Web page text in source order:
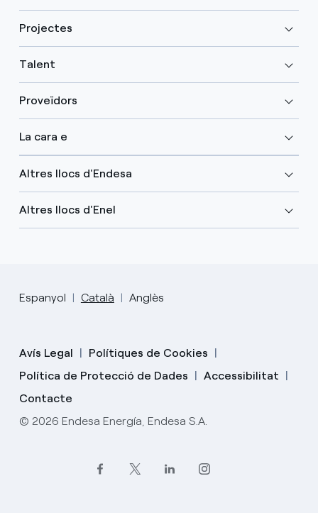
Projectes
Talent
Proveïdors
La cara e
Altres llocs d'Endesa
Altres llocs d'Enel
Espanyol Català Anglès
Avís Legal
Polítiques de Cookies
Política de Protecció de Dades
Accessibilitat
Contacte
© 2026 Endesa Energía, Endesa S.A.